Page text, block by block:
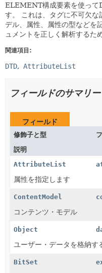
ヘルプ
ELEMENT構成要素を使って
す。
これは、タグに不可欠な
デル、属性、属性の型などを
ュメントを正しく解析するた
関連項目:
DTD AttributeList
フィールドのサマリー
フィールド
修飾子と型
説明
AttributeList
属性を指定します
ContentModel
コンテンツ・モデル
Object
ユーザー・データを格納す
BitSet